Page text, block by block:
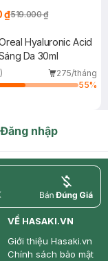
₫519.000 ₫
Hyaluronic Acid
Da 30ml
275/tháng
55%
Đăng nhập
price
VỀ HASAKI.VN
Giới thiệu Hasaki.vn
Chính sách bảo mật